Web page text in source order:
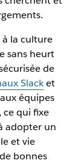
la culture
sans heurt
de
Slacket
équipes
ce qui fixe
adopter un
et vie
bonnes